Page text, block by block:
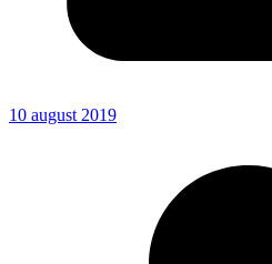
10 august 2019